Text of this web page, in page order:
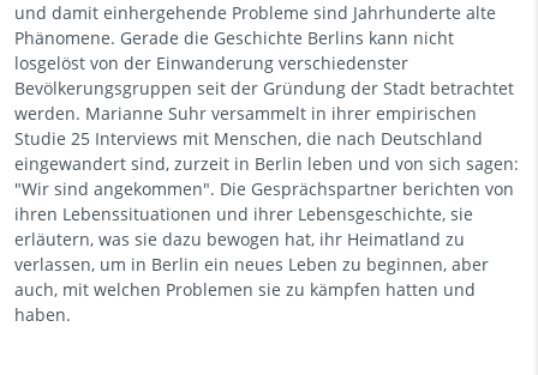
und damit einhergehende Probleme sind Jahrhunderte alte
Phänomene. Gerade die Geschichte Berlins kann nicht
losgelöst von der Einwanderung verschiedenster
Bevölkerungsgruppen seit der Gründung der Stadt betrachtet
werden. Marianne Suhr versammelt in ihrer empirischen
Studie 25 Interviews mit Menschen, die nach Deutschland
eingewandert sind, zurzeit in Berlin leben und von sich sagen:
"Wir sind angekommen". Die Gesprächspartner berichten von
ihren Lebenssituationen und ihrer Lebensgeschichte, sie
erläutern, was sie dazu bewogen hat, ihr Heimatland zu
verlassen, um in Berlin ein neues Leben zu beginnen, aber
auch, mit welchen Problemen sie zu kämpfen hatten und
haben.